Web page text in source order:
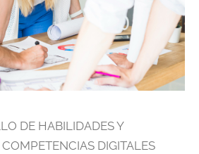
DE HABILIDADES Y
DIGITALES